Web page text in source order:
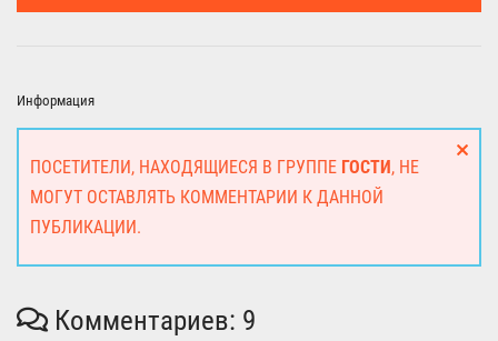
Информация
ПОСЕТИТЕЛИ, НАХОДЯЩИЕСЯ В ГРУППЕ ГОСТИ, НЕ
МОГУТ ОСТАВЛЯТЬ КОММЕНТАРИИ К ДАННОЙ
ПУБЛИКАЦИИ.
Комментариев: 9